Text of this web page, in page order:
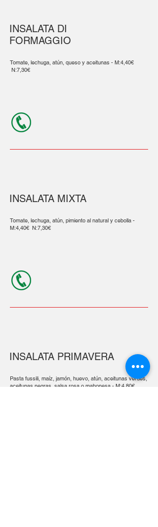
INSALATA DI
FORMAGGIO
Tomate, lechuga, atún, queso y aceitunas - M:4,40€
N:7,30€
INSALATA MIXTA
Tomate, lechuga, atún, pimiento al natural y cebolla -
M:4,40€ N:7,30€
INSALATA PRIMAVERA
Pasta fussili, maíz, jamón, huevo, atún, aceitunas verdes,
aceitunas negras, salsa rosa o mahonesa - M:4,80€